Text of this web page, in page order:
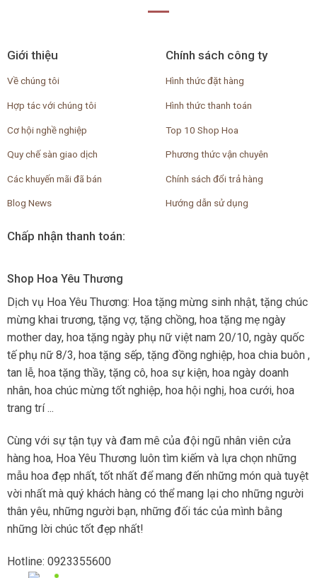
Giới thiệu
Về chúng tôi
Hợp tác với chúng tôi
Cơ hội nghề nghiệp
Quy chế sàn giao dịch
Các khuyến mãi đã bán
Blog News
Chính sách công ty
Hình thức đặt hàng
Hình thức thanh toán
Top 10 Shop Hoa
Phương thức vận chuyên
Chính sách đổi trả hàng
Hướng dẫn sử dụng
Chấp nhận thanh toán:
Shop Hoa Yêu Thương
Dịch vụ Hoa Yêu Thương: Hoa tặng mừng sinh nhật, tặng chúc
mừng khai trương, tặng vợ, tặng chồng, hoa tặng mẹ ngày
mother day, hoa tặng ngày phụ nữ việt nam 20/10, ngày quốc
tế phụ nữ 8/3, hoa tặng sếp, tặng đồng nghiệp, hoa chia buôn ,
tan lễ, hoa tặng thầy, tặng cô, hoa sự kiện, hoa ngày doanh
nhân, hoa chúc mừng tốt nghiệp, hoa hội nghị, hoa cưới, hoa
trang trí ...
Cùng với sự tận tụy và đam mê của đội ngũ nhân viên cửa
hàng hoa, Hoa Yêu Thương luôn tìm kiếm và lựa chọn những
mẫu hoa đẹp nhất, tốt nhất để mang đến những món quà tuyệt
vời nhất mà quý khách hàng có thể mang lại cho những người
thân yêu, những người bạn, những đối tác của mình bằng
những lời chúc tốt đẹp nhất!
Hotline: 0923355600